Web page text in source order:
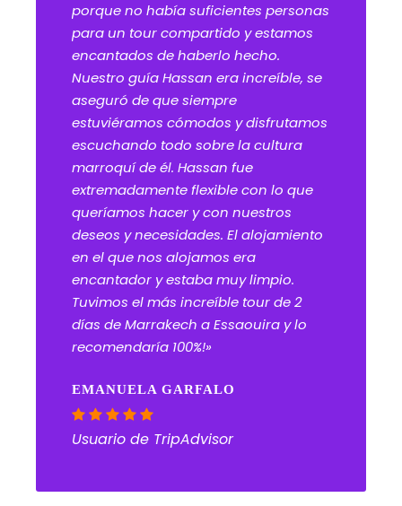
porque no había suficientes personas
para un tour compartido y estamos
encantados de haberlo hecho.
Nuestro guía Hassan era increíble, se
aseguró de que siempre
estuviéramos cómodos y disfrutamos
escuchando todo sobre la cultura
marroquí de él. Hassan fue
extremadamente flexible con lo que
queríamos hacer y con nuestros
deseos y necesidades. El alojamiento
en el que nos alojamos era
encantador y estaba muy limpio.
Tuvimos el más increíble tour de 2
días de Marrakech a Essaouira y lo
recomendaría 100%!»
EMANUELA GARFALO
Usuario de TripAdvisor